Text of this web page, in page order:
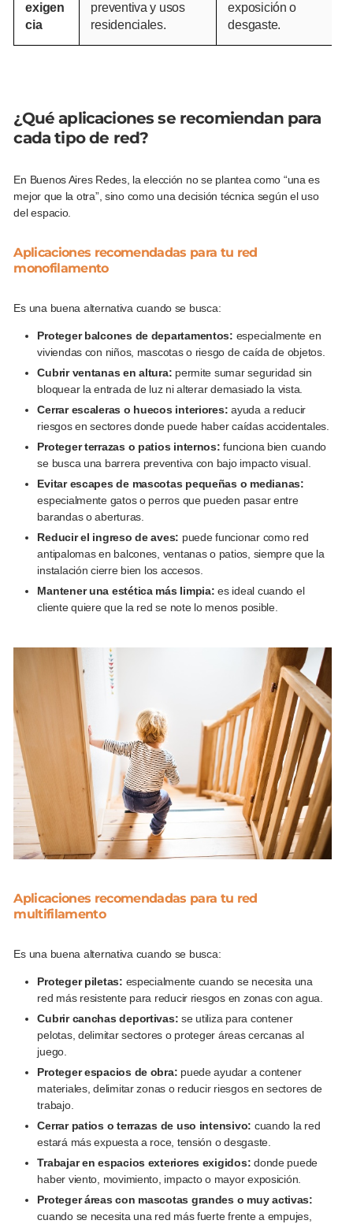
exigen
cia
preventiva y usos
residenciales.
exposición o
desgaste.
¿Qué aplicaciones se recomiendan para
cada tipo de red?
En Buenos Aires Redes, la elección no se plantea como “una es
mejor que la otra”, sino como una decisión técnica según el uso
del espacio.
Aplicaciones recomendadas para tu red
monofilamento
Es una buena alternativa cuando se busca:
Proteger balcones de departamentos: especialmente en
viviendas con niños, mascotas o riesgo de caída de objetos.
Cubrir ventanas en altura: permite sumar seguridad sin
bloquear la entrada de luz ni alterar demasiado la vista.
Cerrar escaleras o huecos interiores: ayuda a reducir
riesgos en sectores donde puede haber caídas accidentales.
Proteger terrazas o patios internos: funciona bien cuando
se busca una barrera preventiva con bajo impacto visual.
Evitar escapes de mascotas pequeñas o medianas:
especialmente gatos o perros que pueden pasar entre
barandas o aberturas.
Reducir el ingreso de aves: puede funcionar como red
antipalomas en balcones, ventanas o patios, siempre que la
instalación cierre bien los accesos.
Mantener una estética más limpia: es ideal cuando el
cliente quiere que la red se note lo menos posible.
Aplicaciones recomendadas para tu red
multifilamento
Es una buena alternativa cuando se busca:
Proteger piletas: especialmente cuando se necesita una
red más resistente para reducir riesgos en zonas con agua.
Cubrir canchas deportivas: se utiliza para contener
pelotas, delimitar sectores o proteger áreas cercanas al
juego.
Proteger espacios de obra: puede ayudar a contener
materiales, delimitar zonas o reducir riesgos en sectores de
trabajo.
Cerrar patios o terrazas de uso intensivo: cuando la red
estará más expuesta a roce, tensión o desgaste.
Trabajar en espacios exteriores exigidos: donde puede
haber viento, movimiento, impacto o mayor exposición.
Proteger áreas con mascotas grandes o muy activas:
cuando se necesita una red más fuerte frente a empujes,